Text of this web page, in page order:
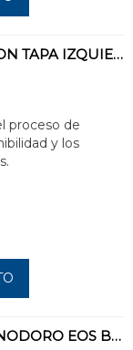
TANQUE BAJO EOS CON TAPA IZQUIERDA 3/4,5l BLANCO
proceso de
y los
ASIENTO FIJO PARA INODORO EOS BLANCO